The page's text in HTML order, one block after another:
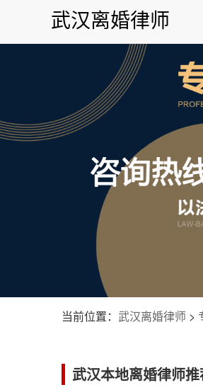
武汉离婚律师
当前位置： 武汉离婚律师 >
武汉本地离婚律师